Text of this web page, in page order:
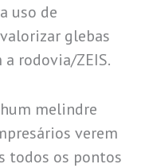
uso de
glebas
rodovia/ZEIS.
melindre
verem
todos os pontos